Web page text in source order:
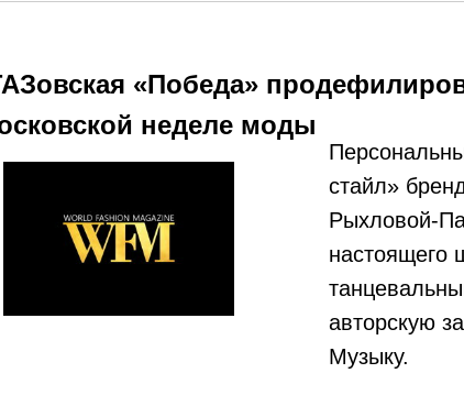
стайл»
Рыхловой-
настоящего
авторскую
Музыку.
«Победа»
неделе моды